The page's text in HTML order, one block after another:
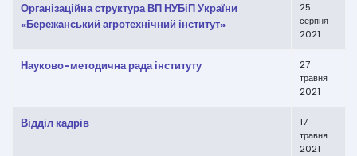
Організаційна структура ВП НУБіП України
«Бережанський агротехнічний інститут»
25
серпня
2021
Науково-методична рада інституту
27
травня
2021
Відділ кадрів
17
травня
2021